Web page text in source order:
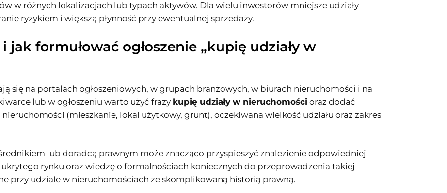
w różnych lokalizacjach lub typach aktywów. Dla wielu inwestorów mniejsze udziały
ryzykiem i większą płynność przy ewentualnej sprzedaży.
jak formułować ogłoszenie „kupię udziały w
się na portalach ogłoszeniowych, w grupach branżowych, w biurach nieruchomości i na
lub w ogłoszeniu warto użyć frazy kupię udziały w nieruchomości oraz dodać
(mieszkanie, lokal użytkowy, grunt), oczekiwana wielkość udziału oraz zakres
lub doradcą prawnym może znacząco przyspieszyć znalezienie odpowiedniej
rynku oraz wiedzę o formalnościach koniecznych do przeprowadzenia takiej
przy udziale w nieruchomościach ze skomplikowaną historią prawną.